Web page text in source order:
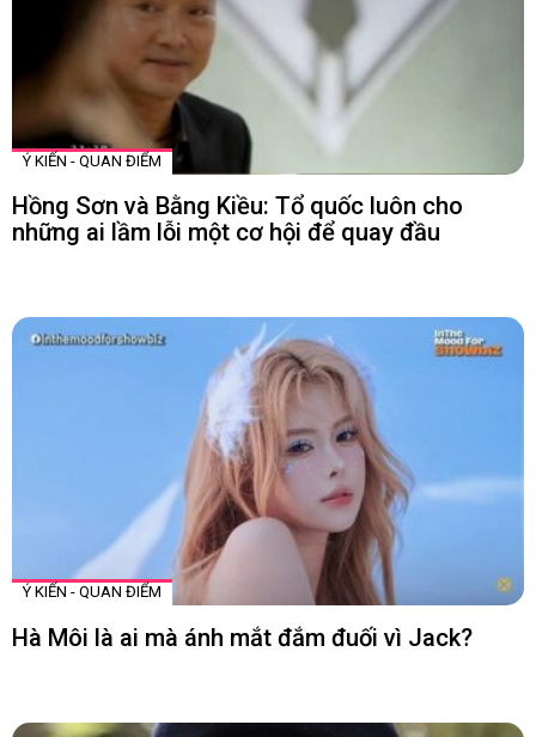
Ý KIẾN - QUAN ĐIỂM
Hồng Sơn và Bằng Kiều: Tổ quốc luôn cho
những ai lầm lỗi một cơ hội để quay đầu
Ý KIẾN - QUAN ĐIỂM
Hà Môi là ai mà ánh mắt đắm đuối vì Jack?